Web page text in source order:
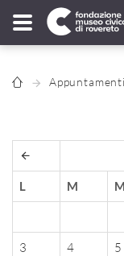
Appuntamenti
L M M
3
4 5